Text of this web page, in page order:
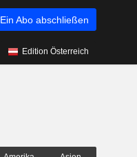
Ein Abo abschließen
Edition Österreich